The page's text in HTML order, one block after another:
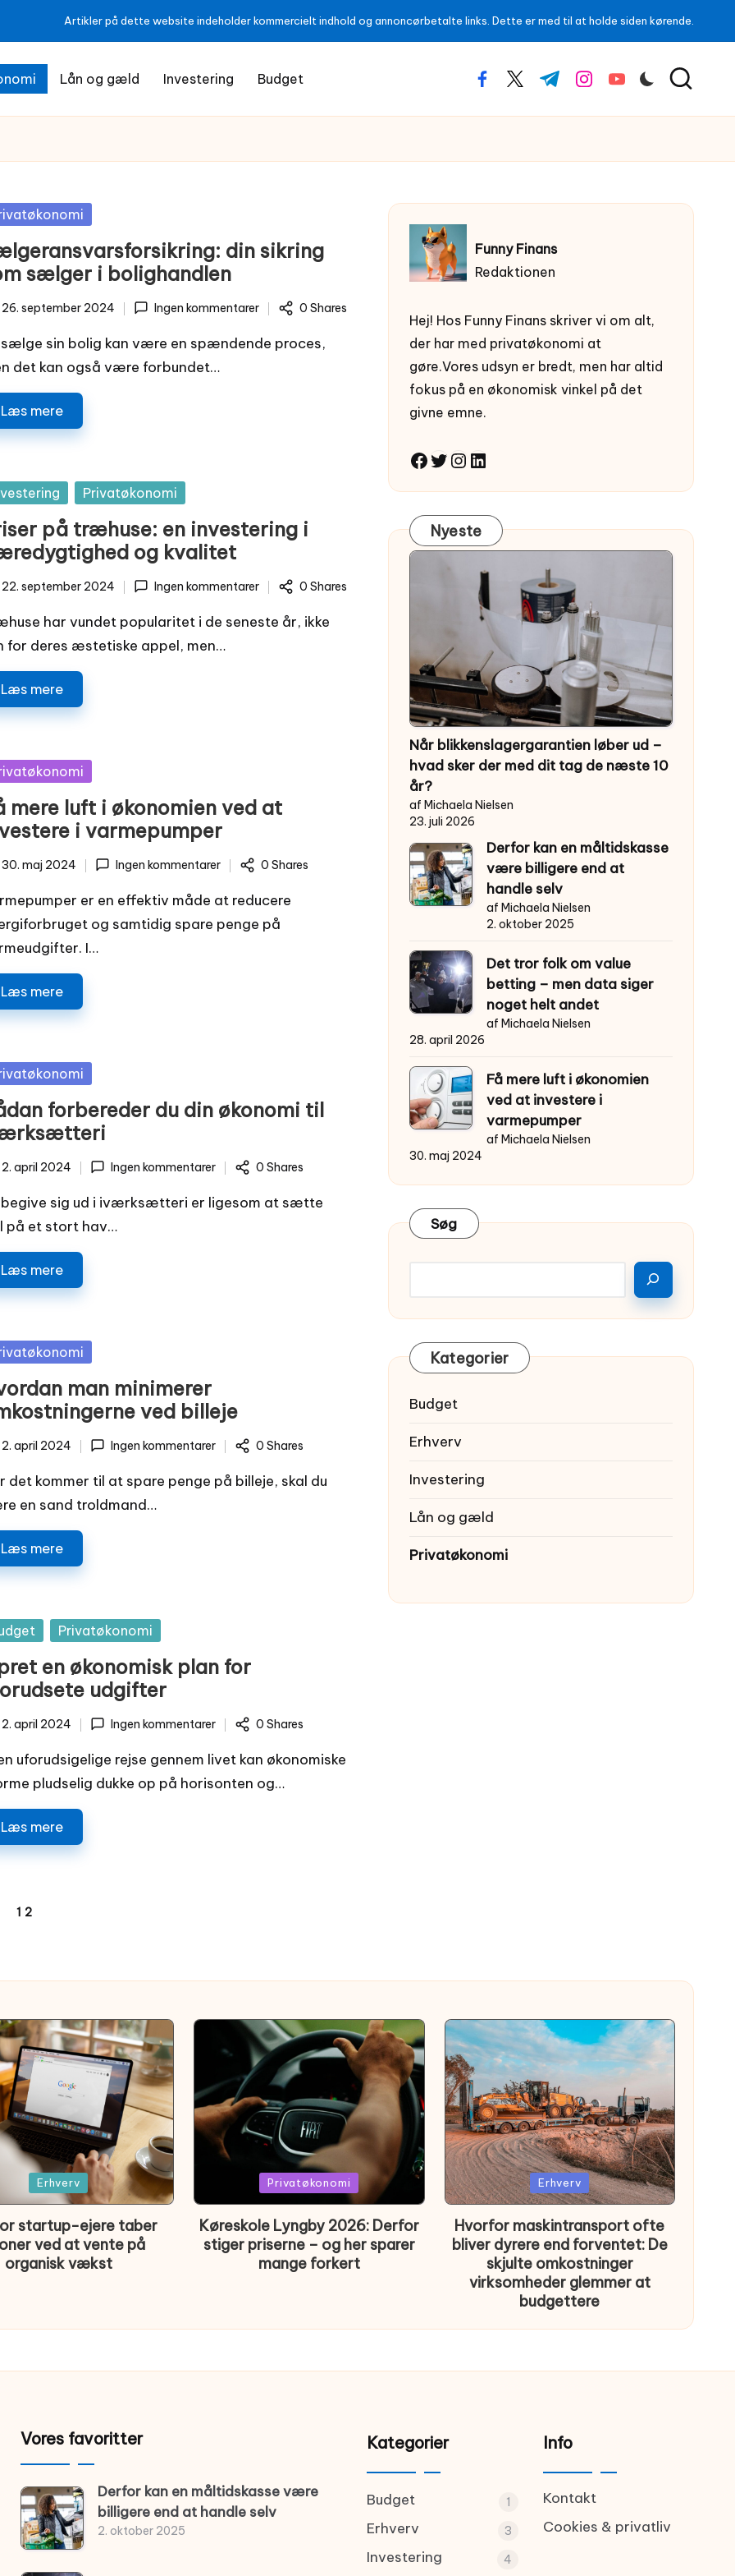
Artikler på dette website indeholder kommercielt indhold og annoncørbetalte links. Dette er med til at holde siden kørende.
Lån og gæld Investering Budget facebook.com
twitter.com
t.me instagram.com
youtube.com
din sikring
sælger i bolighandlen
26. september 2024 Ingen kommentarer 0 Shares
sin bolig kan være en spændende proces,
det kan også være forbundet…
Læs mere
Privatøkonomi
på træhuse: en investering i
og kvalitet
22. september 2024 Ingen kommentarer 0 Shares
har vundet popularitet i de seneste år, ikke
for deres æstetiske appel, men…
Læs mere
mere luft i økonomien ved at
i varmepumper
30. maj 2024 Ingen kommentarer 0 Shares
er en effektiv måde at reducere
og samtidig spare penge på
I…
Læs mere
forbereder du din økonomi til
2. april 2024 Ingen kommentarer 0 Shares
sig ud i iværksætteri er ligesom at sætte
på et stort hav…
Læs mere
man minimerer
ved billeje
2. april 2024 Ingen kommentarer 0 Shares
det kommer til at spare penge på billeje, skal du
en sand troldmand…
Læs mere
Privatøkonomi
en økonomisk plan for
udgifter
2. april 2024 Ingen kommentarer 0 Shares
uforudsigelige rejse gennem livet kan økonomiske
pludselig dukke op på horisonten og…
Læs mere
1 2
Funny Finans
Redaktionen
Hej! Hos Funny Finans skriver vi om alt,
der har med privatøkonomi at
gøre.Vores udsyn er bredt, men har altid
fokus på en økonomisk vinkel på det
givne emne.
Facebook
Twitter
Instagram
LinkedIn
Nyeste
Når blikkenslagergarantien løber ud –
hvad sker der med dit tag de næste 10
år?
af Michaela Nielsen
23. juli 2026
Derfor kan en måltidskasse
være billigere end at
handle selv
af Michaela Nielsen
2. oktober 2025
Det tror folk om value
betting – men data siger
noget helt andet
af Michaela Nielsen
28. april 2026
Få mere luft i økonomien
ved at investere i
varmepumper
af Michaela Nielsen
30. maj 2024
Søg
Kategorier
Budget
Erhverv
Investering
Lån og gæld
Privatøkonomi
Erhverv
startup-ejere taber
ved at vente på
organisk vækst
in
Privatøkonomi
Køreskole Lyngby 2026: Derfor
stiger priserne – og her sparer
mange forkert
Posted
in
Erhverv
Hvorfor maskintransport ofte
bliver dyrere end forventet: De
skjulte omkostninger
virksomheder glemmer at
budgettere
Vores favoritter
Derfor kan en måltidskasse være
billigere end at handle selv
2. oktober 2025
Kategorier
Budget 1
Erhverv 3
Investering 4
Info
Kontakt
Cookies & privatliv